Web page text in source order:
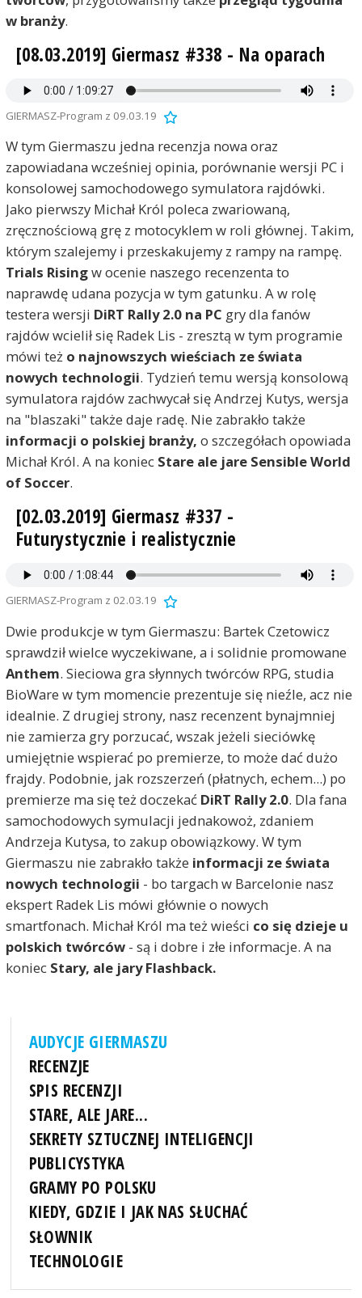
w branży.
[08.03.2019] Giermasz #338 - Na oparach
GIERMASZ-Program z 09.03.19
W tym Giermaszu jedna recenzja nowa oraz
zapowiadana wcześniej opinia, porównanie wersji PC i
konsolowej samochodowego symulatora rajdówki.
Jako pierwszy Michał Król poleca zwariowaną,
zręcznościową grę z motocyklem w roli głównej. Takim,
którym szalejemy i przeskakujemy z rampy na rampę.
Trials Risingw ocenie naszego recenzenta to
naprawdę udana pozycja w tym gatunku. A w rolę
testera wersji DiRT Rally 2.0 na PC gry dla fanów
rajdów wcielił się Radek Lis - zresztą w tym programie
mówi też o najnowszych wieściach ze świata
nowych technologii. Tydzień temu wersją konsolową
symulatora rajdów zachwycał się Andrzej Kutys, wersja
na "blaszaki" także daje radę. Nie zabrakło także
informacji o polskiej branży, o szczegółach opowiada
Michał Król. A na koniec Stare ale jare Sensible World
of Soccer.
[02.03.2019] Giermasz #337 -
Futurystycznie i realistycznie
GIERMASZ-Program z 02.03.19
Dwie produkcje w tym Giermaszu: Bartek Czetowicz
sprawdził wielce wyczekiwane, a i solidnie promowane
Anthem. Sieciowa gra słynnych twórców RPG, studia
BioWare w tym momencie prezentuje się nieźle, acz nie
idealnie. Z drugiej strony, nasz recenzent bynajmniej
nie zamierza gry porzucać, wszak jeżeli sieciówkę
umiejętnie wspierać po premierze, to może dać dużo
frajdy. Podobnie, jak rozszerzeń (płatnych, echem...) po
premierze ma się też doczekać DiRT Rally 2.0. Dla fana
samochodowych symulacji jednakowoż, zdaniem
Andrzeja Kutysa, to zakup obowiązkowy. W tym
Giermaszu nie zabrakło także informacji ze świata
nowych technologii - bo targach w Barcelonie nasz
ekspert Radek Lis mówi głównie o nowych
smartfonach. Michał Król ma też wieści co się dzieje u
polskich twórców- są i dobre i złe informacje. A na
koniec Stary, ale jary Flashback.
AUDYCJE GIERMASZU
RECENZJE
SPIS RECENZJI
STARE, ALE JARE...
SEKRETY SZTUCZNEJ INTELIGENCJI
PUBLICYSTYKA
GRAMY PO POLSKU
KIEDY, GDZIE I JAK NAS SŁUCHAĆ
SŁOWNIK
TECHNOLOGIE